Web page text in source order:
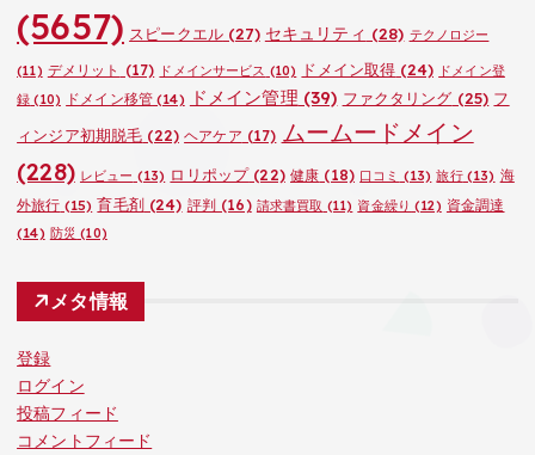
(5657) スピークエル(27) セキュリティ (28) テクノロジー
(11) デメリット (17) ドメインサービス (10) ドメイン取得 (24) ドメイン登
録 (10) ドメイン移管(14) ドメイン管理 (39) ファクタリング (25) フ
ィンジア初期脱毛 (22) ヘアケア (17) ムームードメイン
(228) レビュー (13) ロリポップ(22) 健康 (18) 口コミ (13) 旅行(13) 海
外旅行 (15) 育毛剤(24) 評判 (16) 請求書買取 (11) 資金繰り (12) 資金調達
(14) 防災 (10)
メタ情報
登録
ログイン
投稿フィード
コメントフィード